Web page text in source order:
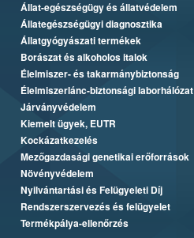
Állat-egészségügy és állatvédelem
Állategészségügyi diagnosztika
Állatgyógyászati termékek
Borászat és alkoholos italok
Élelmiszer- és takarmánybiztonság
Élelmiszerlánc-biztonsági laborhálózat
Járványvédelem
Kiemelt ügyek, EUTR
Kockázatkezelés
Mezőgazdasági genetikai erőforrások
Növényvédelem
Nyilvántartási és Felügyeleti Díj
Rendszerszervezés és felügyelet
Termékpálya-ellenőrzés